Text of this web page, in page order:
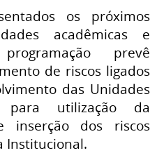
os próximos
acadêmicas e
prevê
de riscos ligados
das Unidades
para utilização da
inserção dos riscos
Institucional.